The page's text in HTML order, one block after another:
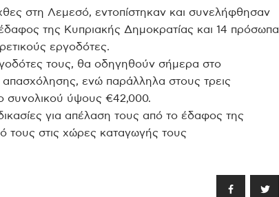
στη Λεμεσό, εντοπίστηκαν και συνελήφθησαν
της Κυπριακής Δημοκρατίας και 14 πρόσωπα
εργοδότες.
τους, θα οδηγηθούν σήμερα στο
απασχόλησης, ενώ παράλληλα στους τρεις
συνολικού ύψους €42,000.
για απέλαση τους από το έδαφος της
τους στις χώρες καταγωγής τους